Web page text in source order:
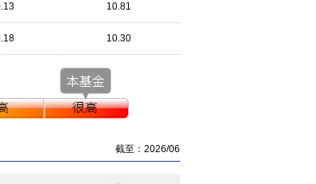
10.81
10.30
截至：2026/06